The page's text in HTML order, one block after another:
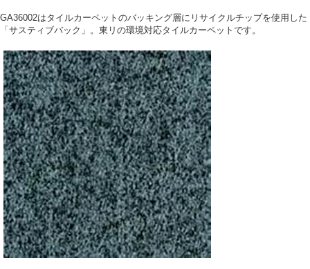
GA36002はタイルカーペットのバッキング層にリサイクルチップを使用した
「サスティブバック」。東リの環境対応タイルカーペットです。